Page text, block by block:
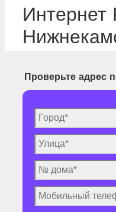
Интернет
Проверьте адрес